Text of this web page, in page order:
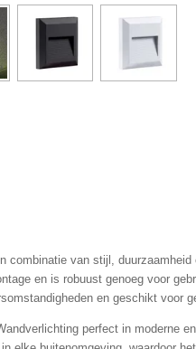
combinatie van stijl,
en is robuust genoeg voor
en geschikt voor
perfect in moderne